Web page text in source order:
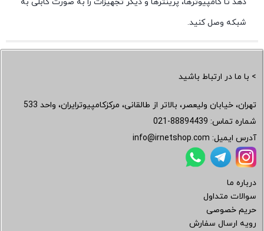
شبکه وصل کنید.
> با ما در ارتباط باشید
تهران، خیابان ولیعصر، بالاتر از طالقانی، مرکزکامپیوترایران، واحد 533
شماره تماس: 021-88894439
آدرس ایمیل: info@irnetshop.com
درباره ما
سوالات متداول
حریم خصوصی
رویه ارسال سفارش